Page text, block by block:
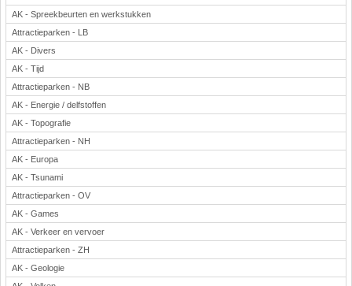
AK - Spreekbeurten en werkstukken
Attractieparken - LB
AK - Divers
AK - Tijd
Attractieparken - NB
AK - Energie / delfstoffen
AK - Topografie
Attractieparken - NH
AK - Europa
AK - Tsunami
Attractieparken - OV
AK - Games
AK - Verkeer en vervoer
Attractieparken - ZH
AK - Geologie